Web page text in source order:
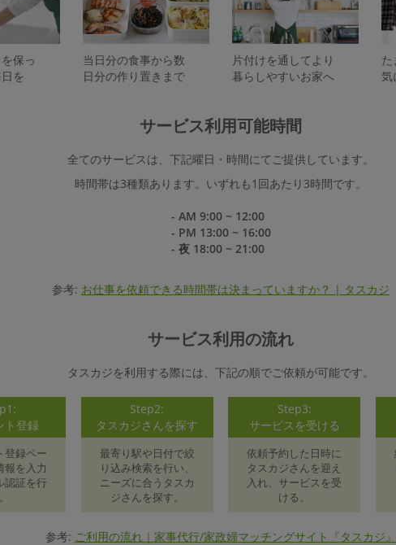
保っ
を
当日分の食事から数
日分の作り置きまで
片付けを通してより
暮らしやすいお家へ
た
気
サービス利用可能時間
全てのサービスは、下記曜日・時間にてご提供しています。
時間帯は3種類あります。いずれも1回あたり3時間です。
- AM 9:00 ~ 12:00
- PM 13:00 ~ 16:00
- 夜 18:00 ~ 21:00
参考: お仕事を依頼できる時間帯は決まっていますか？ | タスカジ
サービス利用の流れ
タスカジを利用する際には、下記の順でご依頼が可能です。
ト登録
登録ペー
報を入力
認証を行
Step2:
タスカジさんを探す
最寄り駅や日付で絞
り込み検索を行い、
ニーズに合うタスカ
ジさんを探す。
Step3:
サービスを受ける
依頼予約した日時に
タスカジさんを迎え
入れ、サービスを受
ける。
参考: ご利用の流れ｜家事代行/家政婦マッチングサイト『タスカジ』